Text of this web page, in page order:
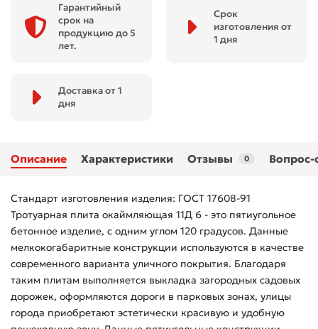
Гарантийный
срок на
продукцию до 5
лет.
Срок
изготовления от
1 дня
Доставка от 1
дня
Описание Характеристики Отзывы 0 Вопрос-
Стандарт изготовления изделия: ГОСТ 17608-91
Тротуарная плита окаймляющая 11Д 6 - это пятиугольное
бетонное изделие, с одним углом 120 градусов. Данные
мелкокогабаритные конструкции используются в качестве
современного варианта уличного покрытия. Благодаря
таким плитам выполняется выкладка загородных садовых
дорожек, оформляются дороги в парковых зонах, улицы
города приобретают эстетически красивую и удобную